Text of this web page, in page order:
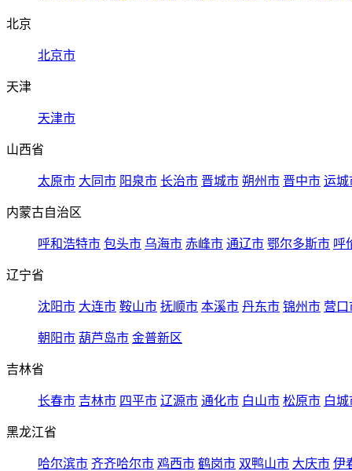
北京
北京市
天津
天津市
山西省
太原市 大同市 阳泉市 长治市 晋城市 朔州市 晋中市 运城
内蒙古自治区
呼和浩特市 包头市 乌海市 赤峰市 通辽市 鄂尔多斯市 呼
辽宁省
沈阳市 大连市 鞍山市 抚顺市 本溪市 丹东市 锦州市 营口
朝阳市 葫芦岛市 金普新区
吉林省
长春市 吉林市 四平市 辽源市 通化市 白山市 松原市 白城
黑龙江省
哈尔滨市 齐齐哈尔市 鸡西市 鹤岗市 双鸭山市 大庆市 伊